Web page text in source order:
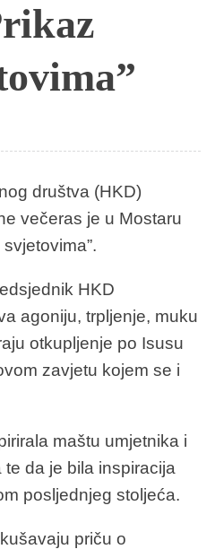
društva (HKD)
večeras je u Mostaru
HKD
agoniju, trpljenje, muku
otkupljenje po Isusu
zavjetu kojem se i
maštu umjetnika i
da je bila inspiracija
posljednjeg stoljeća.
priču o